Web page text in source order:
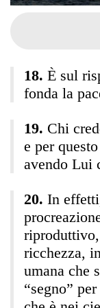
È sul
fonda la
Chi
e per
avendo Lui
In
ricchezza,
umana che
“segno”